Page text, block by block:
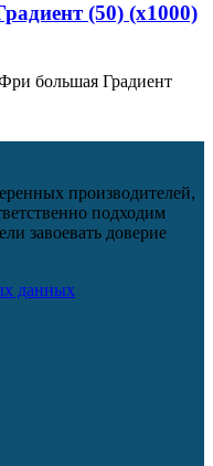
(50) (х1000)
большая Градиент
производителей,
подходим
завоевать доверие
данных